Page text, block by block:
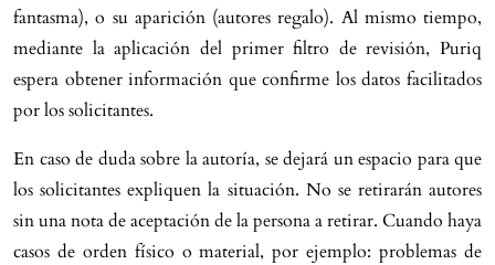
fantasma), o su aparición (autores regalo). Al mismo tiempo,
mediante la aplicación del primer filtro de revisión, Puriq
espera obtener información que confirme los datos facilitados
por los solicitantes.
En caso de duda sobre la autoría, se dejará un espacio para que
los solicitantes expliquen la situación. No se retirarán autores
sin una nota de aceptación de la persona a retirar. Cuando haya
casos de orden físico o material, por ejemplo: problemas de